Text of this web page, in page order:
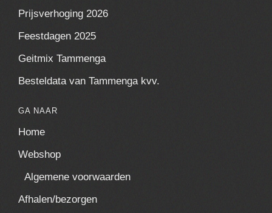
Prijsverhoging 2026
Feestdagen 2025
Geitmix Tammenga
Besteldata van Tammenga kvv.
GA NAAR
Home
Webshop
Algemene voorwaarden
Afhalen/bezorgen